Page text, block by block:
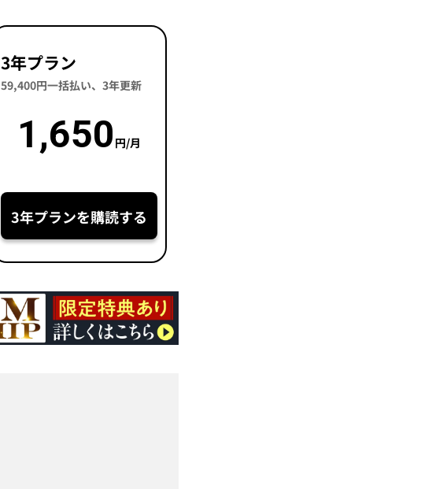
3年プラン
59,400円一括払い、3年更新
1,650 円/月
3年プランを購読する